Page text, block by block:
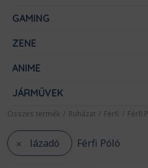
GAMING
ZENE
ANIME
JÁRMŰVEK
Összes termék / Ruházat / Férfi / Férfi
lázadó Férfi Póló